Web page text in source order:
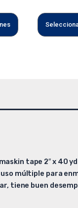
de
producto
tape 2″ x 40
múltiple para
tiene buen